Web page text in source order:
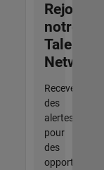
Rejoignez
notre
Talent
Network
Recevez
des
alertes
pour
des
opportunités